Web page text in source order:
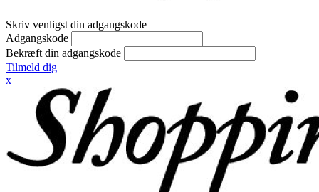
Skriv venligst din adgangskode
Adgangskode
Bekræft din adgangskode
Tilmeld dig
x